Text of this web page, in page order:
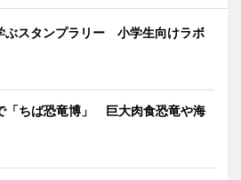
ぶスタンプラリー 小学生向けラボ
「ちば恐竜博」 巨大肉食恐竜や海